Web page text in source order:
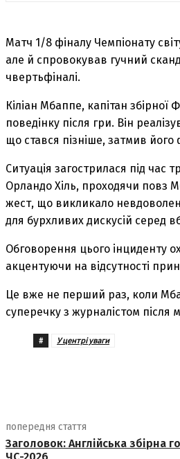
Матч 1/8 фіналу Чемпіонату
але й спровокував гучний
чвертьфіналі.
Кіліан Мбаппе, капітан
поведінку після гри. Він
що стався пізніше, затмив його
Ситуація загострилася під
Орландо Хіль, проходячи повз
жест, що викликало
для бурхливих дискусій серед
Обговорення цього інциденту
акцентуючи на відсутності
Це вже не перший раз, коли
суперечку з журналістом після
# У центрі уваги
попередня стаття
Заголовок: Англійська збірна